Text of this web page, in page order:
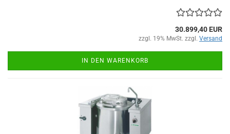
30.899,40 EUR
zzgl. 19% MwSt. zzgl. Versand
IN DEN WARENKORB